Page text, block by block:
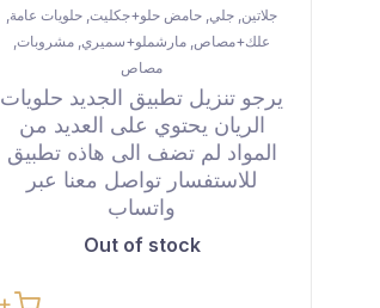
جلاتين, جلي, حامض حلو+جكليت, حلويات عامة,
علك+مصاص, مارشملو+سميري, مشروبات,
مصاص
يرجو تنزيل تطبيق الجديد حلويات
الريان يحتوي على العديد من
المواد لم تضف الى هاذه تطبيق
للاستفسار تواصل معنا عبر
واتساب
Out of stock